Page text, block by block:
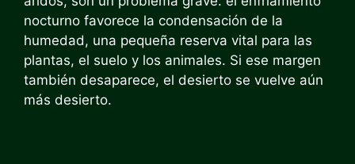
nocturno favorece la condensación de la
humedad, una pequeña reserva vital para las
plantas, el suelo y los animales. Si ese margen
también desaparece, el desierto se vuelve aún
más desierto.